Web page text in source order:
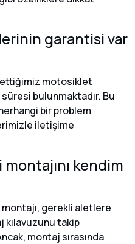
garantisi var
motosiklet
bulunmaktadır. Bu
bir problem
iletişime
kendim
gerekli aletlere
kılavuzunu takip
montaj sırasında